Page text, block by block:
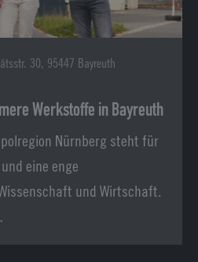
30, 95447 Bayreuth
Werkstoffe in Bayreuth
Nürnberg steht für
eine enge
und Wirtschaft.